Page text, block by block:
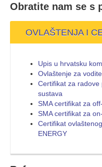
Obratite nam se s
OVLAŠTENJA I
Upis u hrvatsku
Ovlaštenje za
Certifikat za radove
sustava
SMA certifikat za
SMA certifikat za
Certifikat
ENERGY